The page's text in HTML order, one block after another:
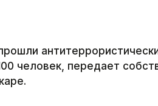
человек, передает